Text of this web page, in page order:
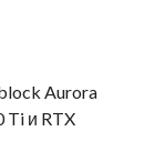
Aurora
Ti и RTX